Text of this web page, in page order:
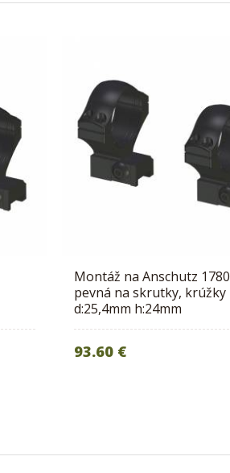
Montáž na Anschutz 1780
pevná na skrutky, krúžky
d:25,4mm h:24mm
93.60 €